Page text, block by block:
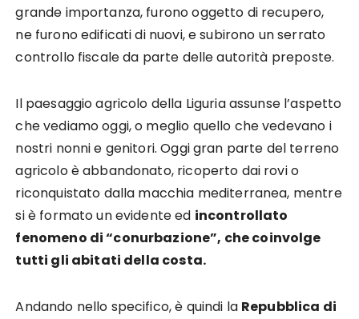
grande importanza, furono oggetto di recupero,
ne furono edificati di nuovi, e subirono un serrato
controllo fiscale da parte delle autorità preposte.
Il paesaggio agricolo della Liguria assunse l’aspetto
che vediamo oggi, o meglio quello che vedevano i
nostri nonni e genitori. Oggi gran parte del terreno
agricolo è abbandonato, ricoperto dai rovi o
riconquistato dalla macchia mediterranea, mentre
si è formato un evidente ed incontrollato
fenomeno di “conurbazione”, che coinvolge
tutti gli abitati della costa.
Andando nello specifico, è quindi la Repubblica di